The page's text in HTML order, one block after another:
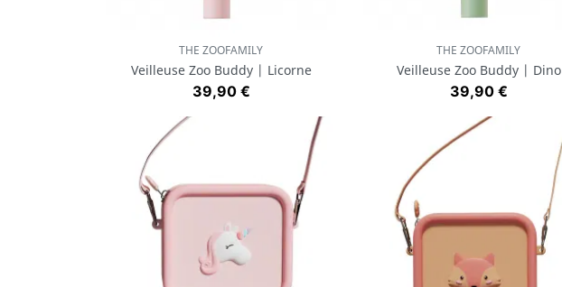
 Aperçu rapide
THE ZOOFAMILY
Veilleuse Zoo Buddy | Licorne
Prix
39,90 €
 Aperçu rapide
THE ZOOFAMILY
Veilleuse Zoo Buddy | Dino
Prix
39,90 €